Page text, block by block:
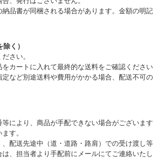
品書が同梱される場合があります。金額の明記
く）
さい。
カートに入れて最終的な送料をご確認ください
など別途送料や費用がかかる場合、配送不可
により、商品が手配できない場合がございます
す。
配送先途中（道・道路・路肩）での受け渡し
、担当者より手配前にメールにてご連絡いたし